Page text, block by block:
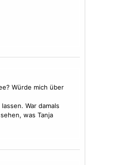
Würde mich über
War damals
was Tanja